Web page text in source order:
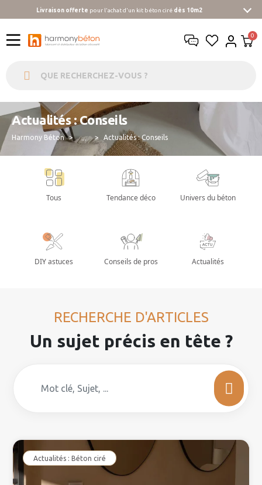
Livraison offerte pour l'achat d'un kit béton ciré dès 10m2
Actualités : Conseils
Harmony Béton ... Actualités : Conseils
Tous Tendance déco Univers du béton
DIY astuces Conseils de pros Actualités
RECHERCHE D'ARTICLES
Un sujet précis en tête ?
Actualités : Béton ciré